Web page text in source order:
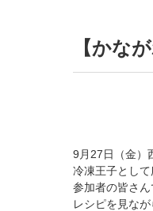
【かな
9月27日（金）
冷凍王子とし
参加者の皆さん
レシピを見な